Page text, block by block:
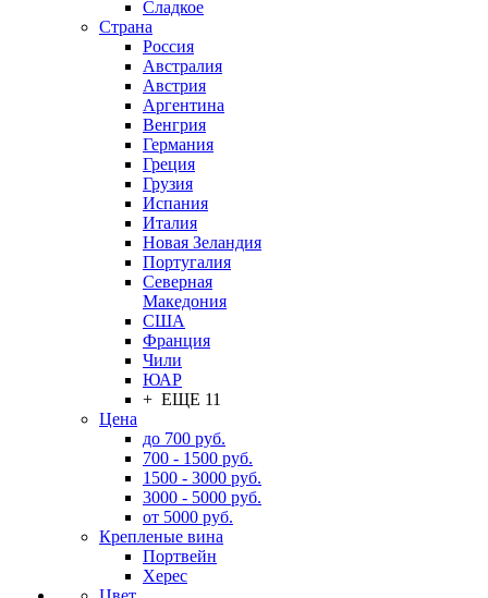
Сладкое
Страна
Россия
Австралия
Австрия
Аргентина
Венгрия
Германия
Греция
Грузия
Испания
Италия
Новая Зеландия
Португалия
Северная
Македония
США
Франция
Чили
ЮАР
+ ЕЩЕ 11
Цена
до 700 руб.
700 - 1500 руб.
1500 - 3000 руб.
3000 - 5000 руб.
от 5000 руб.
Крепленые вина
Портвейн
Херес